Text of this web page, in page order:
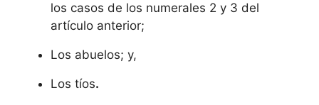
los casos de los numerales 2 y 3 del
artículo anterior;
Los abuelos; y,
Los tíos.